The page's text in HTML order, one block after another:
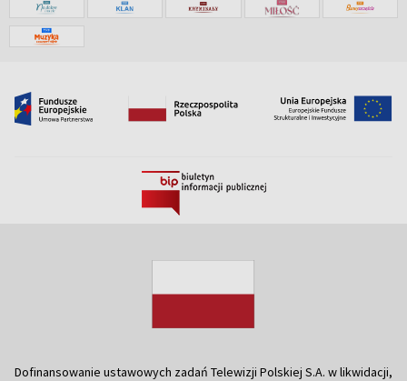
Dofinansowanie ustawowych zadań Telewizji Polskiej S.A. w likwidacji,